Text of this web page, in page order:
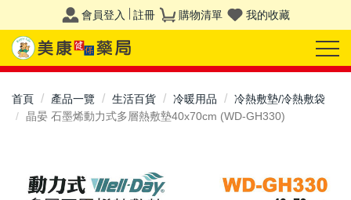
會員登入 註冊 購物清單 我的收藏
首頁 產品一覽 生活百貨 冷暖用品
冷熱敷墊/冷熱敷袋
晶晏 石墨烯動力式多層熱敷墊40x70cm (WD-GH330)